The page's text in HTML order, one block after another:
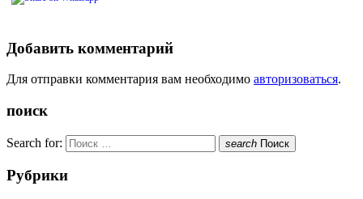
Добавить комментарий
Для отправки комментария вам необходимо авторизоваться.
поиск
Search for: search Поиск
Рубрики